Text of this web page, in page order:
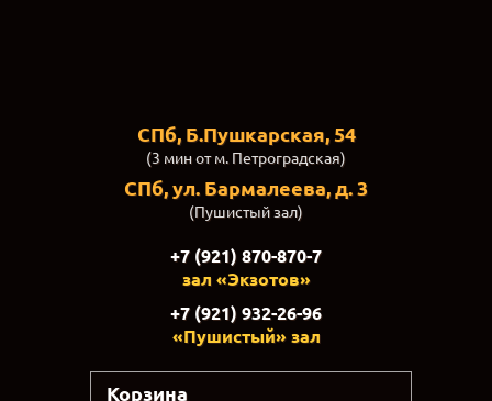
СПб, Б.Пушкарская, 54
(3 мин от м. Петроградская)
СПб, ул. Бармалеева, д. 3
(Пушистый зал)
+7 (921) 870-870-7
зал «Экзотов»
+7 (921) 932-26-96
«Пушистый» зал
Корзина